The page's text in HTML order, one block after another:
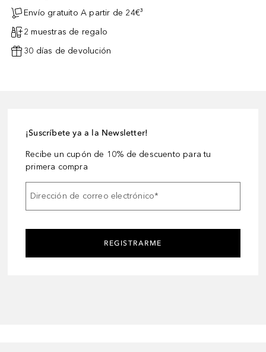
Envío gratuito A partir de 24€³
2 muestras de regalo
30 días de devolución
¡Suscríbete ya a la Newsletter!
Recibe un cupón de 10% de descuento para tu
primera compra
Dirección de correo electrónico*
REGISTRARME